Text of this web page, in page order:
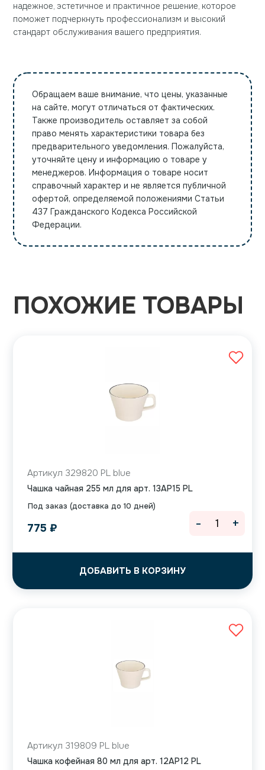
надежное, эстетичное и практичное решение, которое
поможет подчеркнуть профессионализм и высокий
стандарт обслуживания вашего предприятия.
Обращаем ваше внимание, что цены, указанные
на сайте, могут отличаться от фактических.
Также производитель оставляет за собой
право менять характеристики товара без
предварительного уведомления. Пожалуйста,
уточняйте цену и информацию о товаре у
менеджеров. Информация о товаре носит
справочный характер и не является публичной
офертой, определяемой положениями Статьи
437 Гражданского Кодекса Российской
Федерации.
ПОХОЖИЕ ТОВАРЫ
Под заказ (доставка до 10 дней)
Артикул 329820 PL blue
Чашка чайная 255 мл для арт. 13AP15 PL
775 ₽
ДОБАВИТЬ В КОРЗИНУ
- +
Артикул 319809 PL blue
Чашка кофейная 80 мл для арт. 12AP12 PL